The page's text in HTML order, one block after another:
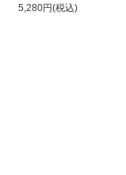
5,280円(税込)